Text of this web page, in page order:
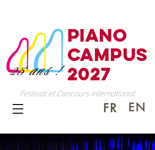
25 ans !
Festival et Concours international
PIANO
CAMPUS
2027
FR EN